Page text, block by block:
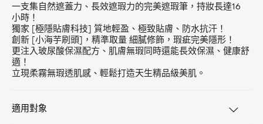
一支集自然遮蓋力、長效遮瑕力的完美遮瑕筆，持妝長達16
小時！
獨家 [極隱貼膚科技] 質地輕盈、極致貼膚、防水抗汗！
創新 [小海芋刷頭]，精準取量 細膩修飾，瑕疵完美隱形！
更注入玻尿酸保濕配方、肌膚無瑕同時還能長效保濕、健康舒
適！
立現柔霧無瑕透肌感、輕鬆打造天生精品級美肌。
適用對象